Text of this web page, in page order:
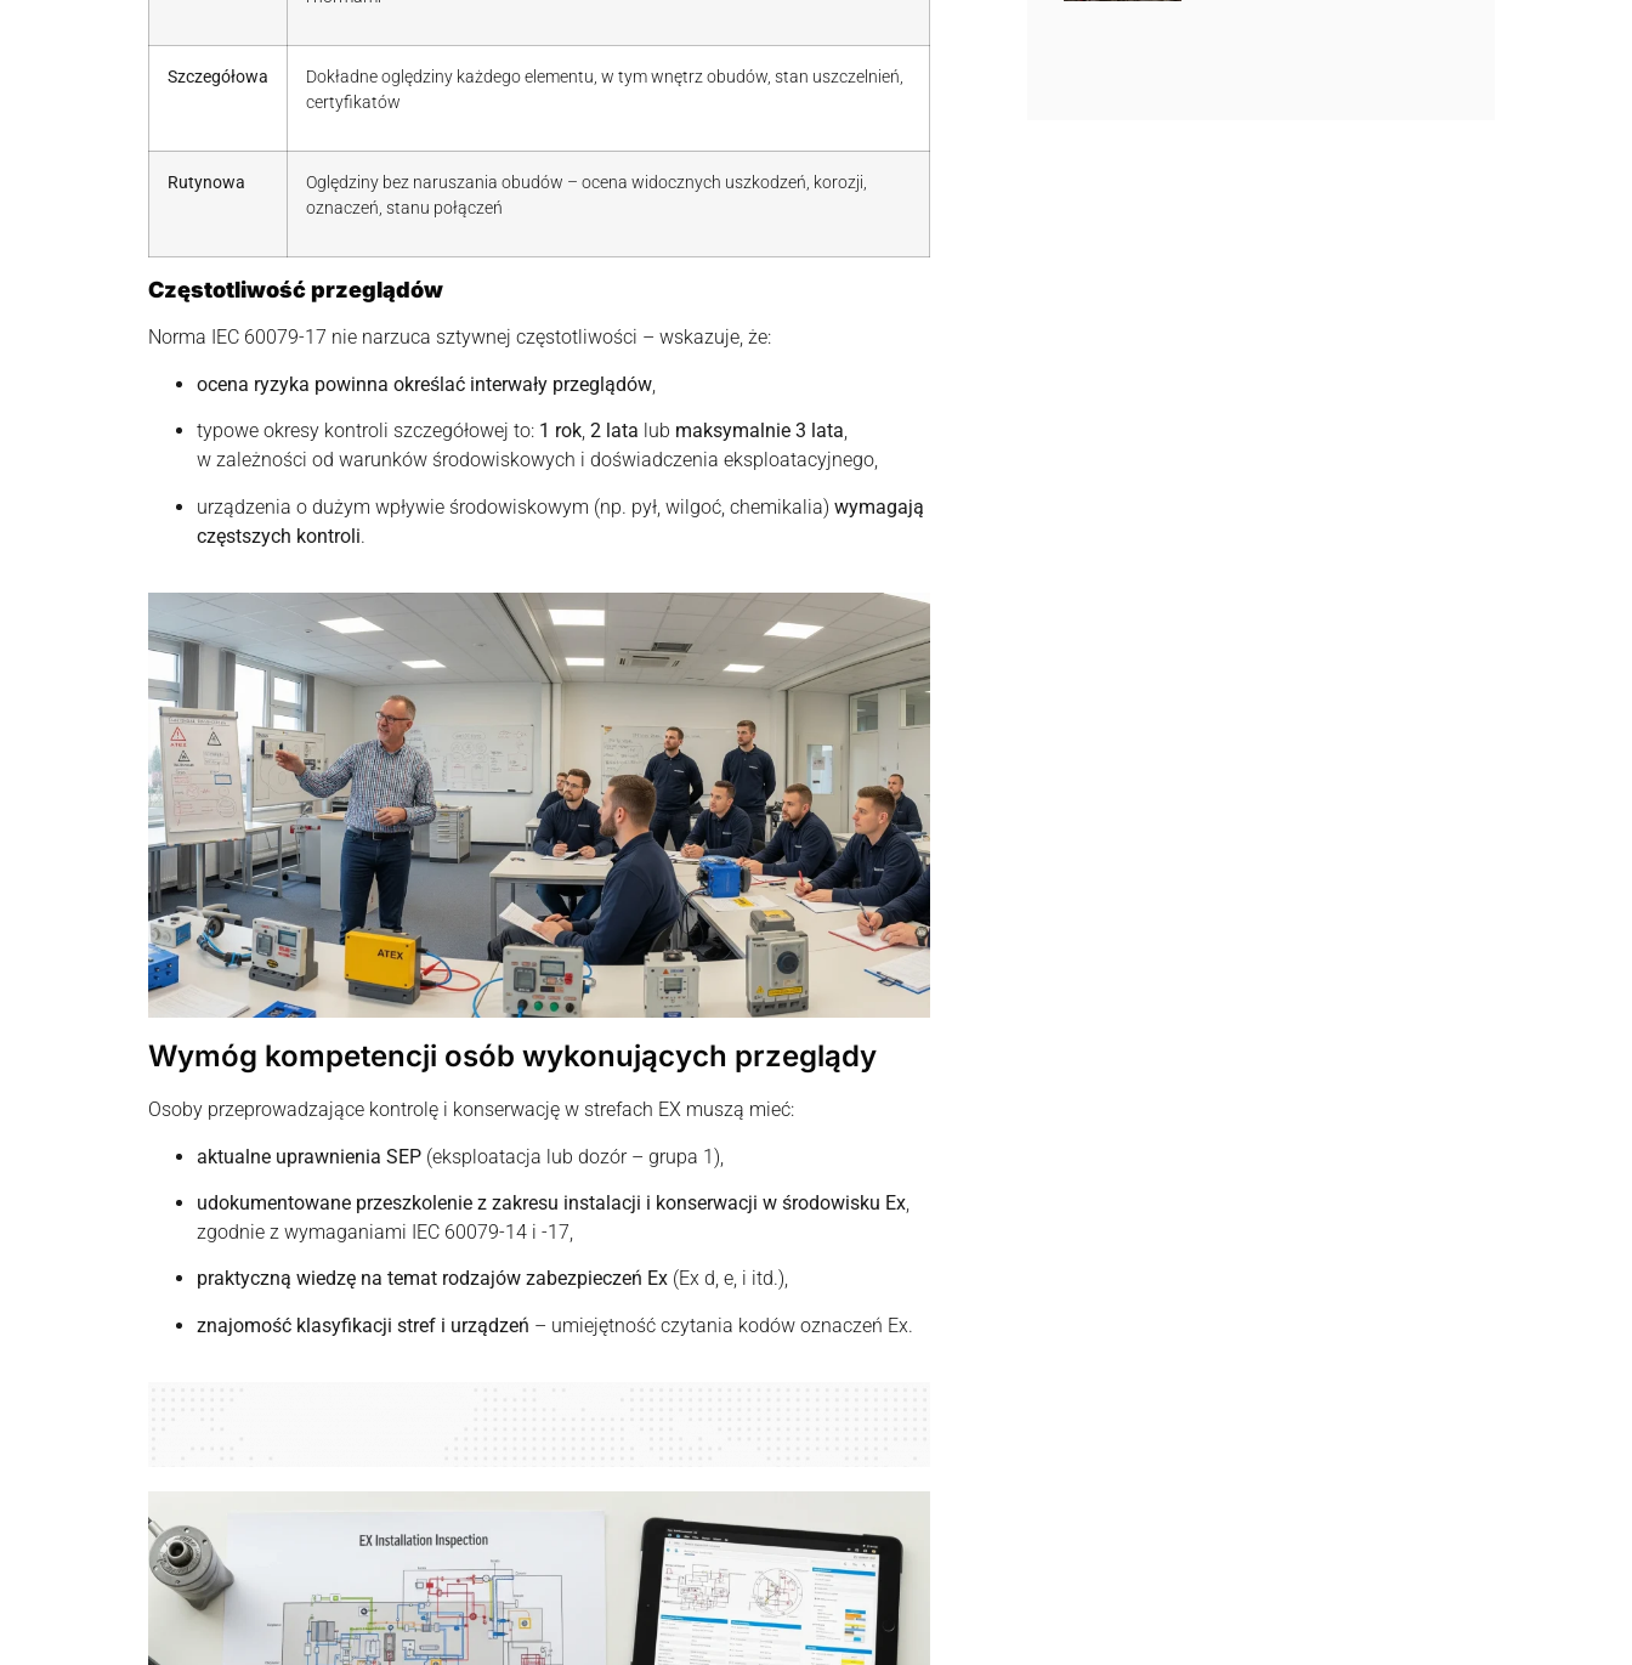
Szczegółowa
Dokładne oględziny każdego elementu, w tym wnętrz obudów, stan uszczelnień,
certyfikatów
Rutynowa
Oględziny bez naruszania obudów – ocena widocznych uszkodzeń, korozji,
oznaczeń, stanu połączeń
Częstotliwość przeglądów
Norma IEC 60079-17 nie narzuca sztywnej częstotliwości – wskazuje, że:
ocena ryzyka powinna określać interwały przeglądów
typowe okresy kontroli szczegółowej to: 1 rok, 2 lata lub maksymalnie 3 lata,
w zależności od warunków środowiskowych i doświadczenia eksploatacyjnego,
urządzenia o dużym wpływie środowiskowym (np. pył, wilgoć, chemikalia) wymagają
częstszych kontroli.
Wymóg kompetencji osób wykonujących przeglądy
Osoby przeprowadzające kontrolę i konserwację w strefach EX muszą mieć:
aktualne uprawnienia SEP (eksploatacja lub dozór – grupa 1),
udokumentowane przeszkolenie z zakresu instalacji i konserwacji w środowisku Ex,
zgodnie z wymaganiami IEC 60079-14 i -17,
praktyczną wiedzę na temat rodzajów zabezpieczeń Ex (Ex d, e, i itd.),
znajomość klasyfikacji stref i urządzeń – umiejętność czytania kodów oznaczeń Ex.